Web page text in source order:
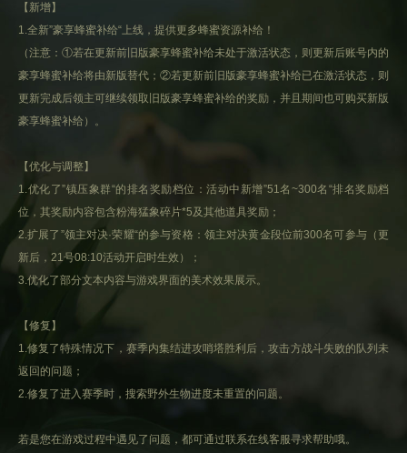
【新增】
1.全新”豪享蜂蜜补给“上线，提供更多蜂蜜资源补给！
（注意：①若在更新前旧版豪享蜂蜜补给未处于激活状态，则更新后账号内的
豪享蜂蜜补给将由新版替代；②若更新前旧版豪享蜂蜜补给已在激活状态，则
更新完成后领主可继续领取旧版豪享蜂蜜补给的奖励，并且期间也可购买新版
豪享蜂蜜补给）。
【优化与调整】
1.优化了”镇压象群“的排名奖励档位：活动中新增”51名~300名“排名奖励档
位，其奖励内容包含粉海猛象碎片*5及其他道具奖励；
2.扩展了”领主对决·荣耀“的参与资格：领主对决黄金段位前300名可参与（更
新后，21号08:10活动开启时生效）；
3.优化了部分文本内容与游戏界面的美术效果展示。
【修复】
1.修复了特殊情况下，赛季内集结进攻哨塔胜利后，攻击方战斗失败的队列未
返回的问题；
2.修复了进入赛季时，搜索野外生物进度未重置的问题。
若是您在游戏过程中遇见了问题，都可通过联系在线客服寻求帮助哦。